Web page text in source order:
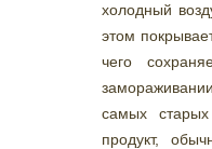
холодный
этом
чего
самых
продукт,